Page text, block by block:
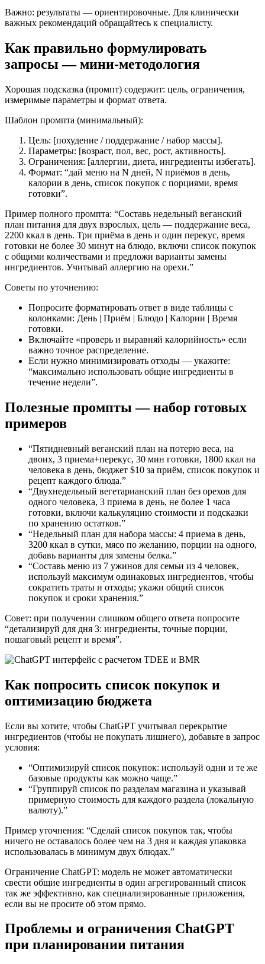
Важно: результаты — ориентировочные. Для клинически
важных рекомендаций обращайтесь к специалисту.
Как правильно формулировать
запросы — мини-методология
Хорошая подсказка (промпт) содержит: цель, ограничения,
измеримые параметры и формат ответа.
Шаблон промпта (минимальный):
Цель: [похудение / поддержание / набор массы].
Параметры: [возраст, пол, вес, рост, активность].
Ограничения: [аллергии, диета, ингредиенты избегать].
Формат: “дай меню на N дней, N приёмов в день,
калории в день, список покупок с порциями, время
готовки”.
Пример полного промпта: “Составь недельный веганский
план питания для двух взрослых, цель — поддержание веса,
2200 ккал в день. Три приёма в день и один перекус, время
готовки не более 30 минут на блюдо, включи список покупок
с общими количествами и предложи варианты замены
ингредиентов. Учитывай аллергию на орехи.”
Советы по уточнению:
Попросите форматировать ответ в виде таблицы с
колонками: День | Приём | Блюдо | Калории | Время
готовки.
Включайте «проверь и выравняй калорийность» если
важно точное распределение.
Если нужно минимизировать отходы — укажите:
“максимально использовать общие ингредиенты в
течение недели”.
Полезные промпты — набор готовых
примеров
“Пятидневный веганский план на потерю веса, на
двоих, 3 приема+перекус, 30 мин готовки, 1800 ккал на
человека в день, бюджет $10 за приём, список покупок и
рецепт каждого блюда.”
“Двухнедельный вегетарианский план без орехов для
одного человека, 3 приема в день, не более 1 часа
готовки, включи калькуляцию стоимости и подсказки
по хранению остатков.”
“Недельный план для набора массы: 4 приема в день,
3200 ккал в сутки, мясо по желанию, порции на одного,
добавь варианты для замены белка.”
“Составь меню из 7 ужинов для семьи из 4 человек,
используй максимум одинаковых ингредиентов, чтобы
сократить траты и отходы; укажи общий список
покупок и сроки хранения.”
Совет: при получении слишком общего ответа попросите
“детализируй для дня 3: ингредиенты, точные порции,
пошаговый рецепт и время”.
Как попросить список покупок и
оптимизацию бюджета
Если вы хотите, чтобы ChatGPT учитывал перекрытие
ингредиентов (чтобы не покупать лишнего), добавьте в запрос
условия:
“Оптимизируй список покупок: используй одни и те же
базовые продукты как можно чаще.”
“Группируй список по разделам магазина и указывай
примерную стоимость для каждого раздела (локальную
валюту).”
Пример уточнения: “Сделай список покупок так, чтобы
ничего не оставалось более чем на 3 дня и каждая упаковка
использовалась в минимум двух блюдах.”
Ограничение ChatGPT: модель не может автоматически
свести общие ингредиенты в один агрегированный список
так же эффективно, как специализированные приложения,
если вы не просите об этом прямо.
Проблемы и ограничения ChatGPT
при планировании питания